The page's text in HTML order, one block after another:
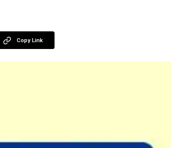
Copy Link